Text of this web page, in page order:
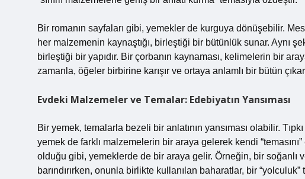
Bir romanın sayfaları gibi, yemekler de kurguya dönüşebilir.
her malzemenin kaynaştığı, birleştiği bir bütünlük sunar. Aynı
birleştiği bir yapıdır. Bir çorbanın kaynaması, kelimelerin bir
zamanla, öğeler birbirine karışır ve ortaya anlamlı bir bütün
Evdeki Malzemeler ve Temalar: Edebiyatın Yansıması
Bir yemek, temalarla bezeli bir anlatının yansıması olabilir.
yemek de farklı malzemelerin bir araya gelerek kendi
olduğu gibi, yemeklerde de bir araya gelir. Örneğin, bir soğanlı
barındırırken, onunla birlikte kullanılan baharatlar, bir